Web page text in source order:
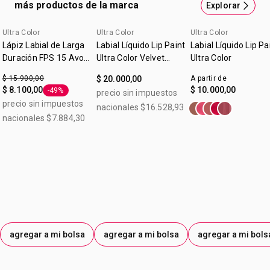
prueba de percepcion realizada con consumidores.
más productos de la marca Explorar
Ultra Color
Lápiz Labial de Larga
Duración FPS 15 Avon
$ 15.900,00
$ 8.100,00 Etiqueta -49%
-49%
precio sin impuestos
nacionales $7.884,30
agregar a mi bolsa
Ultra Color
Labial Líquido Lip Paint
Ultra Color Velvet
$ 20.000,00
precio sin impuestos
nacionales $16.528,93
agregar a mi bolsa
Ultra Color
Labial Líquido Lip
Ultra Color
A partir de
$ 10.000,00
agregar a mi